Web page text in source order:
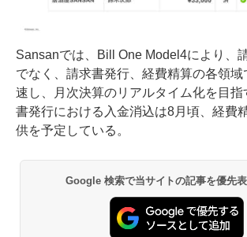
Sansanでは、Bill One Model4により、
でなく、請求書発行、経費精算の各領域
速し、月次決算のリアルタイム化を目指
書発行における入金消込は8月頃、経費
供を予定している。
Google 検索で当サイトの記事を優先